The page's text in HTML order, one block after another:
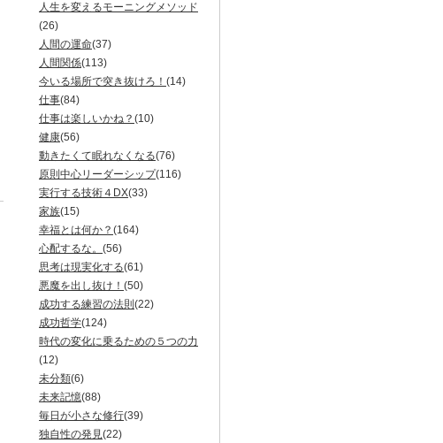
人生を変えるモーニングメソッド
(26)
人間の運命(37)
人間関係(113)
今いる場所で突き抜けろ！ (14)
仕事(84)
仕事は楽しいかね？ (10)
健康(56)
動きたくて眠れなくなる(76)
原則中心リーダーシップ(116)
実行する技術４DX(33)
家族(15)
幸福とは何か？ (164)
心配するな。 (56)
思考は現実化する(61)
悪魔を出し抜け！ (50)
成功する練習の法則 (22)
成功哲学(124)
時代の変化に乗るための５つの力
(12)
未分類(6)
未来記憶(88)
毎日が小さな修行(39)
独自性の発見(22)